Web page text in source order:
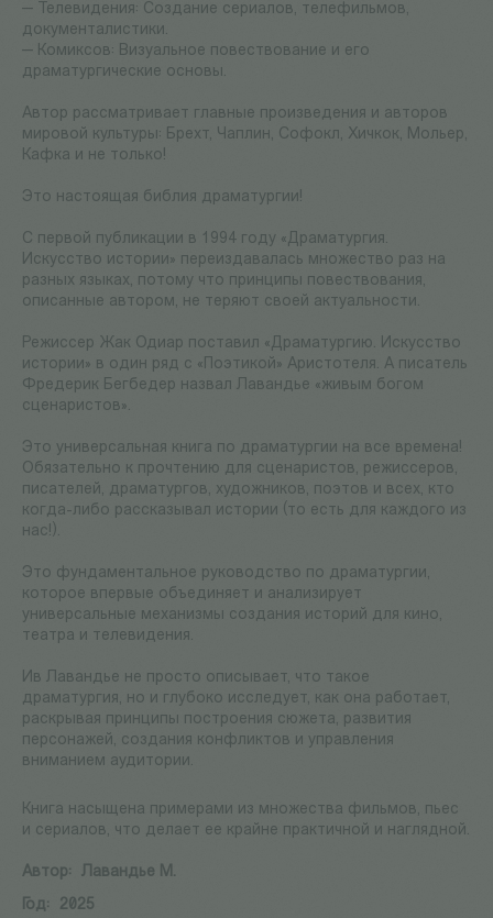
— Телевидения: Создание сериалов, телефильмов,
документалистики.
— Комиксов: Визуальное повествование и его
драматургические основы.
Автор рассматривает главные произведения и авторов
мировой культуры: Брехт, Чаплин, Софокл, Хичкок, Мольер,
Кафка и не только!
Это настоящая библия драматургии!
С первой публикации в 1994 году «Драматургия.
Искусство истории» переиздавалась множество раз на
разных языках, потому что принципы повествования,
описанные автором, не теряют своей актуальности.
Режиссер Жак Одиар поставил «Драматургию. Искусство
истории» в один ряд с «Поэтикой» Аристотеля. А писатель
Фредерик Бегбедер назвал Лавандье «живым богом
сценаристов».
Это универсальная книга по драматургии на все времена!
Обязательно к прочтению для сценаристов, режиссеров,
писателей, драматургов, художников, поэтов и всех, кто
когда-либо рассказывал истории (то есть для каждого из
нас!).
Это фундаментальное руководство по драматургии,
которое впервые объединяет и анализирует
универсальные механизмы создания историй для кино,
театра и телевидения.
Ив Лавандье не просто описывает, что такое
драматургия, но и глубоко исследует, как она работает,
раскрывая принципы построения сюжета, развития
персонажей, создания конфликтов и управления
вниманием аудитории.
Книга насыщена примерами из множества фильмов, пьес
и сериалов, что делает ее крайне практичной и наглядной.
Автор:
Лавандье М.
Год:
2025